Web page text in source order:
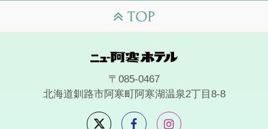
〒085-0467
北海道釧路市阿寒町阿寒湖温泉2丁目8-8